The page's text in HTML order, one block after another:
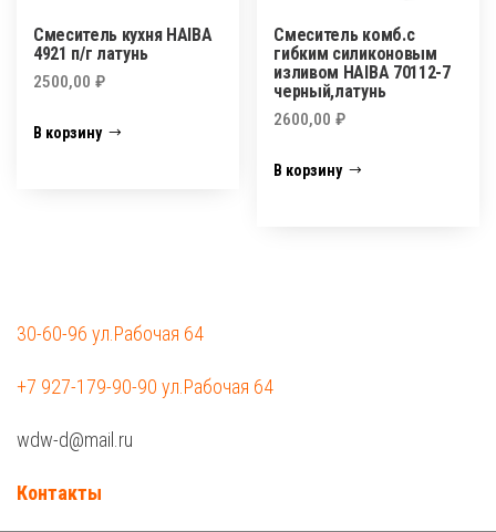
Смеситель кухня HAIBA
4921 п/г латунь
2500,00 ₽
В корзину
Смеситель комб.с
гибким силиконовым
изливом HAIBA 70112-7
черный,латунь
2600,00₽
В корзину
30-60-96 ул.Рабочая 64
+7 927-179-90-90 ул.Рабочая 64
wdw-d@mail.ru
Контакты